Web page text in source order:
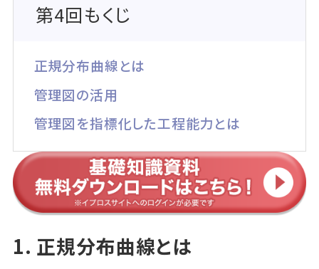
第4回もくじ
正規分布曲線とは
管理図の活用
管理図を指標化した工程能力とは
1. 正規分布曲線とは